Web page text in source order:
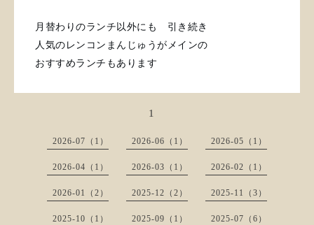
月替わりのランチ以外にも 引き続き
人気のレンコンまんじゅうがメインの
おすすめランチもあります
1
2026-07（1） 2026-06（1） 2026-05（1）
2026-04（1） 2026-03（1） 2026-02（1）
2026-01（2） 2025-12（2） 2025-11（3）
2025-10（1） 2025-09（1） 2025-07（6）